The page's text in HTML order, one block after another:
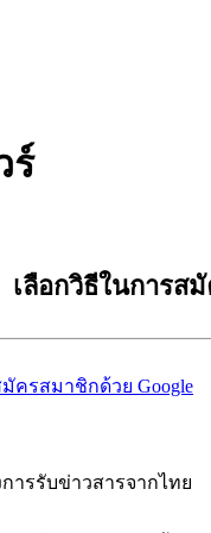
ร์
เลือกวิธีในการส
ครสมาชิกด้วย Google
ารรับข่าวสารจากไทย